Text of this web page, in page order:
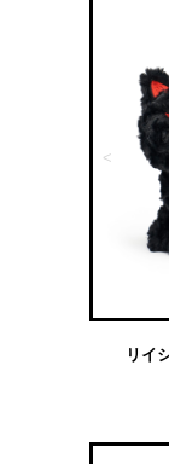
<
リイ